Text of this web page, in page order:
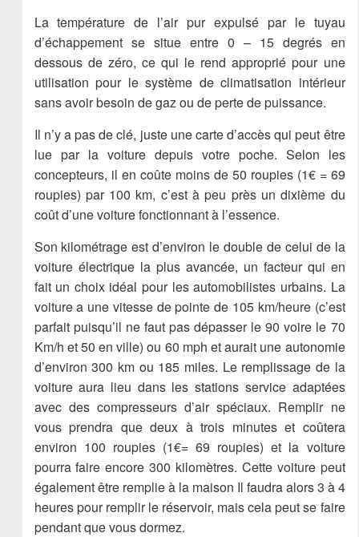
La température de l’air pur expulsé par le tuyau
d’échappement se situe entre 0 – 15 degrés en
dessous de zéro, ce qui le rend approprié pour une
utilisation pour le système de climatisation intérieur
sans avoir besoin de gaz ou de perte de puissance.
Il n’y a pas de clé, juste une carte d’accès qui peut être
lue par la voiture depuis votre poche. Selon les
concepteurs, il en coûte moins de 50 roupies (1€ = 69
roupies) par 100 km, c’est à peu près un dixième du
coût d’une voiture fonctionnant à l’essence.
Son kilométrage est d’environ le double de celui de la
voiture électrique la plus avancée, un facteur qui en
fait un choix idéal pour les automobilistes urbains. La
voiture a une vitesse de pointe de 105 km/heure (c’est
parfait puisqu’il ne faut pas dépasser le 90 voire le 70
Km/h et 50 en ville) ou 60 mph et aurait une autonomie
d’environ 300 km ou 185 miles. Le remplissage de la
voiture aura lieu dans les stations service adaptées
avec des compresseurs d’air spéciaux. Remplir ne
vous prendra que deux à trois minutes et coûtera
environ 100 roupies (1€= 69 roupies) et la voiture
pourra faire encore 300 kilomètres. Cette voiture peut
également être remplie à la maison Il faudra alors 3 à 4
heures pour remplir le réservoir, mais cela peut se faire
pendant que vous dormez.